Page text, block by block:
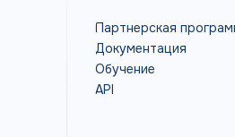
Партнерская
Документация
Обучение
API